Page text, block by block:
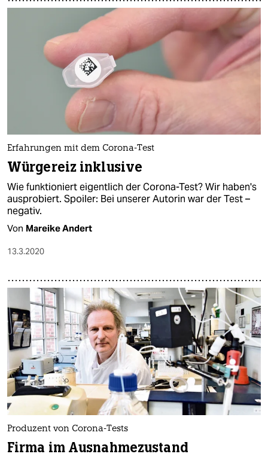
Erfahrungen mit dem Corona-Test
Würgereiz inklusive
Wie funktioniert eigentlich der Corona-Test? Wir haben's
ausprobiert. Spoiler: Bei unserer Autorin war der Test –
negativ.
Von Mareike Andert
13.3.2020
Produzent von Corona-Tests
Firma im Ausnahmezustand